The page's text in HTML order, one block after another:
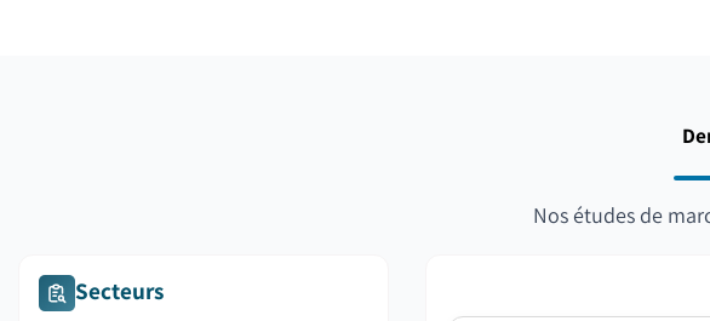
Nos études de
Secteurs